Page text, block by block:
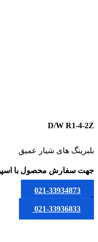
D/W R1-4-2Z
بلبرینگ های شیار عمیق
جهت سفارش محصول با
021-33934873
یا
021-33936833